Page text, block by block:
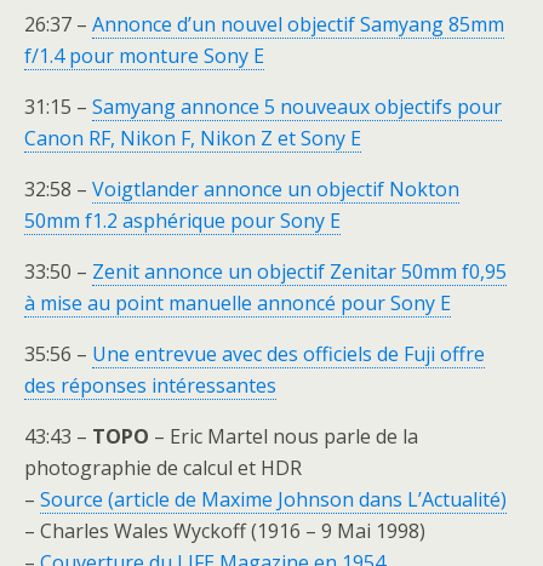
26:37 – Annonce d’un nouvel objectif Samyang 85mm
f/1.4 pour monture Sony E
31:15 – Samyang annonce 5 nouveaux objectifs pour
Canon RF, Nikon F, Nikon Z et Sony E
32:58 – Voigtlander annonce un objectif Nokton
50mm f1.2 asphérique pour Sony E
33:50 – Zenit annonce un objectif Zenitar 50mm f0,95
à mise au point manuelle annoncé pour Sony E
35:56 – Une entrevue avec des officiels de Fuji offre
des réponses intéressantes
43:43 – TOPO – Eric Martel nous parle de la
photographie de calcul et HDR
– Source (article de Maxime Johnson dans L’Actualité)
– Charles Wales Wyckoff (1916 – 9 Mai 1998)